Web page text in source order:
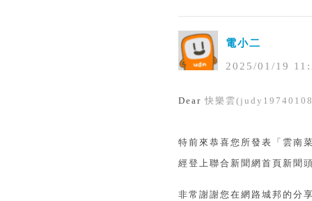
電小二
2025/01 /19 11 :
Dear 快樂雲
特前來恭喜您所發表「雲南
經登上聯合新聞網首頁新聞
非常謝謝您在網路城邦的分